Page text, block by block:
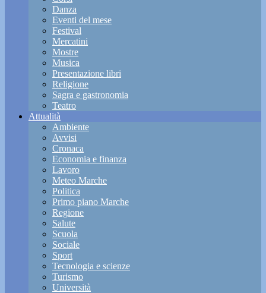
Danza
Eventi del mese
Festival
Mercatini
Mostre
Musica
Presentazione libri
Religione
Sagra e gastronomia
Teatro
Attualità
Ambiente
Avvisi
Cronaca
Economia e finanza
Lavoro
Meteo Marche
Politica
Primo piano Marche
Regione
Salute
Scuola
Sociale
Sport
Tecnologia e scienze
Turismo
Università